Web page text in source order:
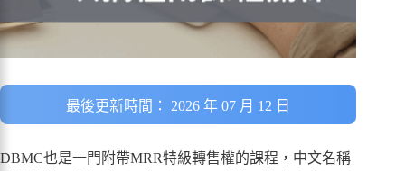
最後更新時間： 2026 年 07 月 12 日
DBMC也是一門附帶MRR特級轉售權的課程，中文名稱